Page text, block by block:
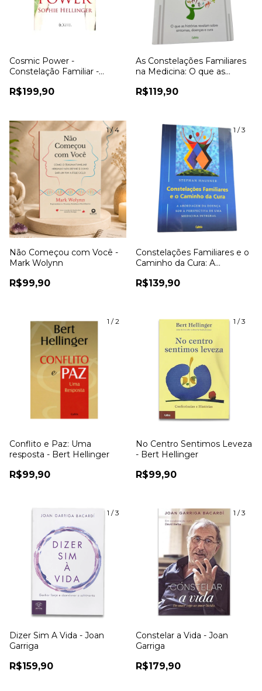
Cosmic Power -
Constelação Familiar -
R$199,90
As Constelações Familiares
na Medicina: O que as
Sintomas, Doenças e Cura -
R$119,90
1/4
Não Começou com Você -
Mark Wolynn
R$99,90
1 /3
Constelações Familiares e o
Caminho da Cura: A
a Perspectiva de Uma
R$139,90
1 /2
Conflito e Paz: Uma
resposta - Bert Hellinger
R$99,90
1 /3
No Centro Sentimos Leveza
- Bert Hellinger
R$99,90
1 /3
Dizer Sim A Vida - Joan
Garriga
R$159,90
1 /3
Constelar a Vida - Joan
Garriga
R$179,90